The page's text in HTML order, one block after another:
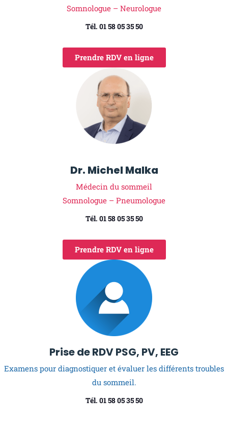
Somnologue – Neurologue
Tél. 01 58 05 35 50
Prendre RDV en ligne
Dr. Michel Malka
Médecin du sommeil
Somnologue – Pneumologue
Tél. 01 58 05 35 50
Prendre RDV en ligne
Prise de RDV PSG, PV, EEG
Examens pour diagnostiquer et évaluer les différents troubles
du sommeil.
Tél. 01 58 05 35 50